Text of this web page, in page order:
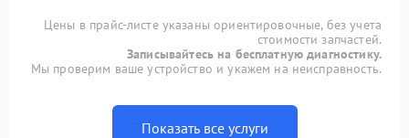
Цены в прайс-листе указаны ориентировочные, без учета
стоимости запчастей.
Записывайтесь на бесплатную диагностику.
Мы проверим ваше устройство и укажем на неисправность.
Показать все услуги